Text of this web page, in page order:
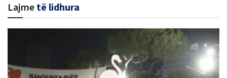
Lajme të lidhura